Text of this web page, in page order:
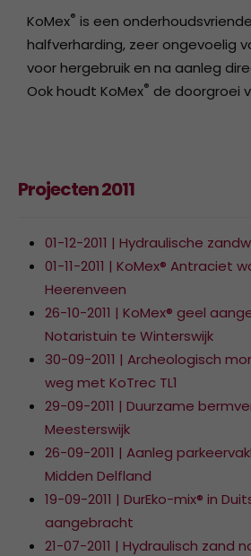
KoMex® is een
halfverharding, zeer ongevoelig
voor hergebruik en na aanleg
Ook houdt KoMex® de doorgroei
Projecten 2011
01-12-2011 | Hydraulische
01-11-2011 | KoMex® Antraciet
Heerenveen
26-10-2011 | KoMex® geel
Notaristuin te Winterswijk
30-09-2011 | Archeologisch
weg met KoTrec TL1
29-09-2011 | Duurzame
Meesterswijk
26-09-2011 | Aanleg
Midden Delfland
19-09-2011 | DurEko-mix® in
aangebracht
21-07-2011 | Hydraulisch zand